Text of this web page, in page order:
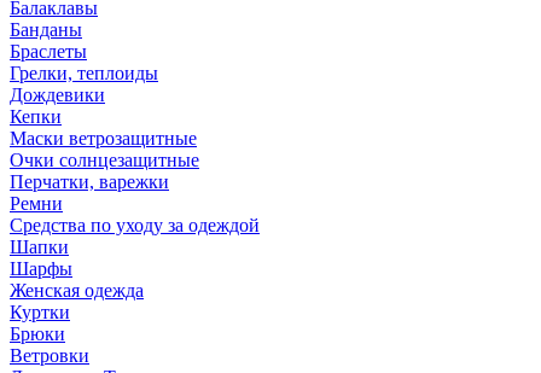
Балаклавы
Банданы
Браслеты
Грелки, теплоиды
Дождевики
Кепки
Маски ветрозащитные
Очки солнцезащитные
Перчатки, варежки
Ремни
Средства по уходу за одеждой
Шапки
Шарфы
Женская одежда
Куртки
Брюки
Ветровки